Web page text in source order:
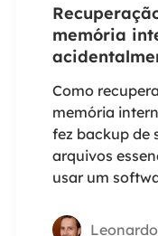
memória
Como
memória
fez backup de
arquivos
usar um
dados de um
Leonardo